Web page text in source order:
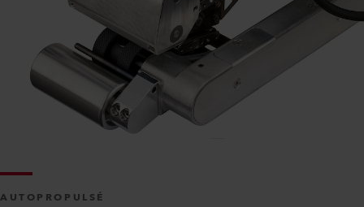
AUTOPROPULSÉ